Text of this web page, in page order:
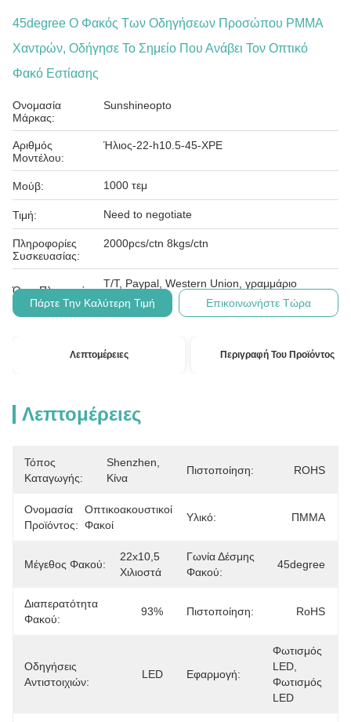
45degree Ο Φακός Των Οδηγήσεων Προσώπου PMMA
Χαντρών, Οδήγησε Το Σημείο Που Ανάβει Τον Οπτικό
Φακό Εστίασης
Ονομασία
Μάρκας:
Sunshineopto
Αριθμός
Μοντέλου:
Ήλιος-22-h10.5-45-XPE
Μούβ: 1000 τεμ
Τιμή: Need to negotiate
Πληροφορίες
Συσκευασίας:
2000pcs/ctn 8kgs/ctn
Όροι Πληρωμής:
T/T, Paypal, Western Union, γραμμάριο
Πάρτε Την Καλύτερη Τιμή Επικοινωνήστε Τώρα
Λεπτομέρειες Περιγραφή Του Προϊόντος
Λεπτομέρειες
Τόπος
Καταγωγής:
Shenzhen,
Κίνα
Πιστοποίηση: ROHS
Ονομασία
Προϊόντος:
Οπτικοακουστικοί
Φακοί
Υλικό: ΠΜΜΑ
Μέγεθος Φακού:
22x10,5
Χιλιοστά
Γωνία Δέσμης
Φακού:
45degree
Διαπερατότητα
Φακού:
93% Πιστοποίηση: RoHS
Οδηγήσεις
Αντιστοιχιών:
LED Εφαρμογή:
Φωτισμός
LED,
Φωτισμός
LED